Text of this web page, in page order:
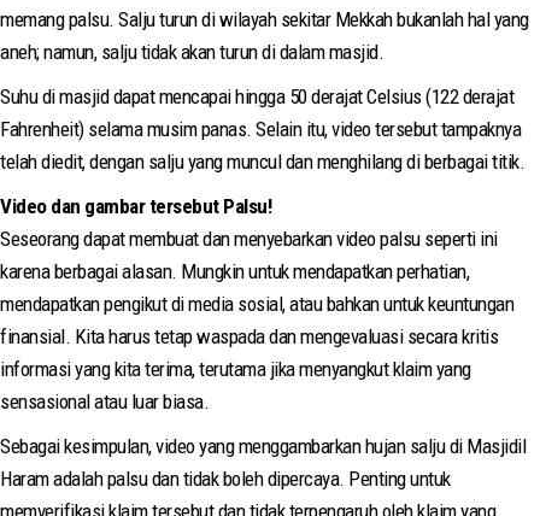
memang palsu. Salju turun di wilayah sekitar Mekkah bukanlah hal yang
aneh; namun, salju tidak akan turun di dalam masjid.
Suhu di masjid dapat mencapai hingga 50 derajat Celsius (122 derajat
Fahrenheit) selama musim panas. Selain itu, video tersebut tampaknya
telah diedit, dengan salju yang muncul dan menghilang di berbagai titik.
Video dan gambar tersebut Palsu!
Seseorang dapat membuat dan menyebarkan video palsu seperti ini
karena berbagai alasan. Mungkin untuk mendapatkan perhatian,
mendapatkan pengikut di media sosial, atau bahkan untuk keuntungan
finansial. Kita harus tetap waspada dan mengevaluasi secara kritis
informasi yang kita terima, terutama jika menyangkut klaim yang
sensasional atau luar biasa.
Sebagai kesimpulan, video yang menggambarkan hujan salju di Masjidil
Haram adalah palsu dan tidak boleh dipercaya. Penting untuk
memverifikasi klaim tersebut dan tidak terpengaruh oleh klaim yang